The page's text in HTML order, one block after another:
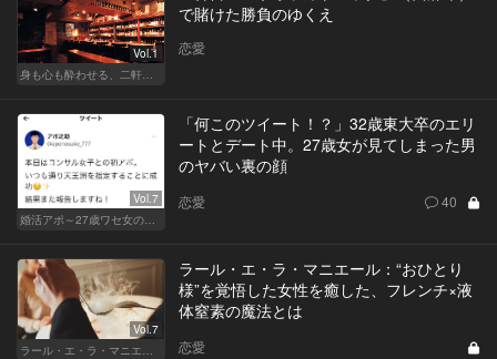
Vol.1
で賭けた勝負のゆくえ
恋愛
Vol.7
婚活アポ～27歳ワセ女の場合～
「何このツイート！？」32歳東大卒のエリ
ートとデート中。27歳女が見てしまった男
のヤバい裏の顔
恋愛 40
Vol.7
ラール・エ・ラ・マニエール
ラール・エ・ラ・マニエール：“おひとり
様”を覚悟した女性を癒した、フレンチ×液
体窒素の魔法とは
恋愛